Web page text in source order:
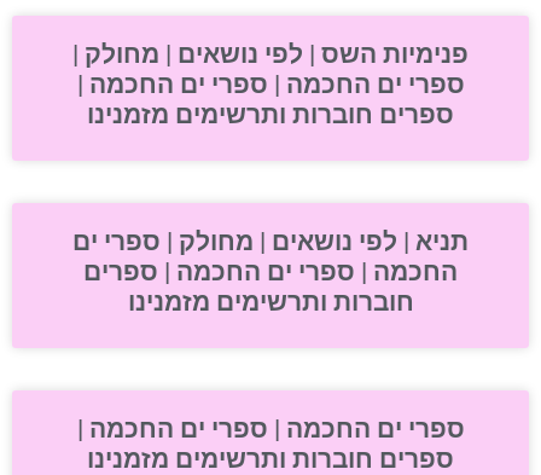
פנימיות השס | לפי נושאים | מחולק |
ספרי ים החכמה | ספרי ים החכמה |
ספרים חוברות ותרשימים מזמנינו
תניא | לפי נושאים | מחולק | ספרי ים
החכמה | ספרי ים החכמה | ספרים
חוברות ותרשימים מזמנינו
ספרי ים החכמה | ספרי ים החכמה |
ספרים חוברות ותרשימים מזמנינו